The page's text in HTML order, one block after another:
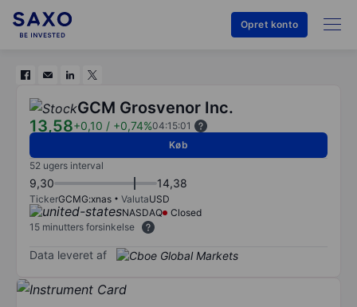
Opret konto
GCM Grosvenor Inc.
13,58+0,10 / +0,74%04:15:01
Køb
52 ugers interval
9,30 14,38
TickerGCMG:xnas ValutaUSD
NASDAQ
Closed
15 minutters forsinkelse
Data leveret af